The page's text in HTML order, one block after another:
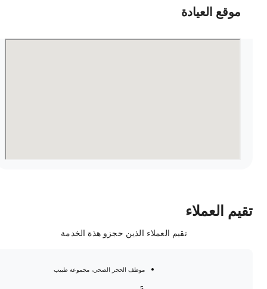
موقع العيادة
العملاء
تقيم العملاء الذين حجزو هذة الخدمة
موظف الحجر الصحي، مجموعة طبيب